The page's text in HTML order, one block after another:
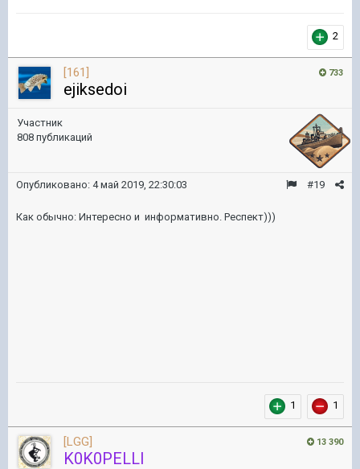
2
733
[161]
ejiksedoi
Участник
808 публикаций
#19
Опубликовано: 4 май 2019, 22:30:03
Как обычно: Интересно и информативно. Респект)))
1 1
13 390
[LGG]
K0K0PELLI